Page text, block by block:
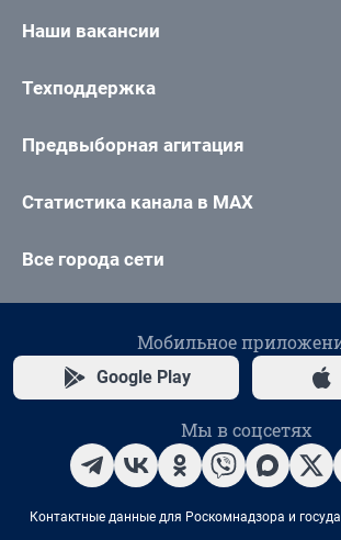
Наши вакансии
Техподдержка
Предвыборная агитация
Статистика канала в MAX
Все города сети
Мобильное
Google Play
Мы в соцсетях
Контактные данные для Роскомнадзора и